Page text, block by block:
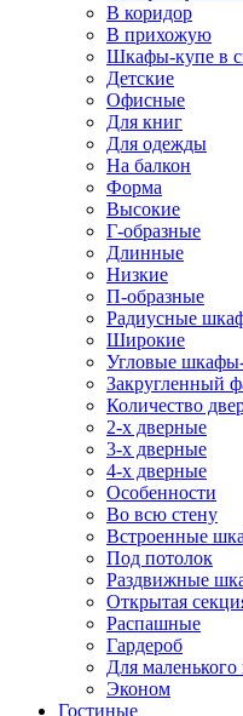
В коридор
В прихожую
Шкафы-купе в
Детские
Офисные
Для книг
Для одежды
На балкон
Форма
Высокие
Г-образные
Длинные
Низкие
П-образные
Радиусные
Широкие
Угловые
Закругленный
Количество
2-х дверные
3-х дверные
4-х дверные
Особенности
Во всю стену
Встроенные
Под потолок
Раздвижные
Открытая
Распашные
Гардероб
Для
Эконом
Гостиные